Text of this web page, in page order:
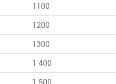
1100
1200
1300
1 400